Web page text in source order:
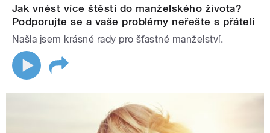
Jak vnést více štěstí do manželského života?
Podporujte se a vaše problémy neřešte s přáteli
Našla jsem krásné rady pro šťastné manželství.